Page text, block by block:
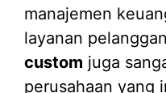
manajemen
layanan
custom juga
perusahaan yang